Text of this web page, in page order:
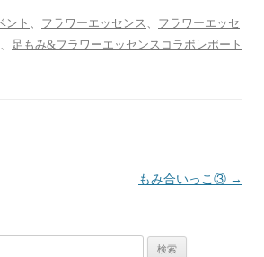
ント 、 フラワーエッセンス 、 フラワーエッセ
、 足もみ&フラワーエッセンスコラボレポート
もみ合いっこ③ →